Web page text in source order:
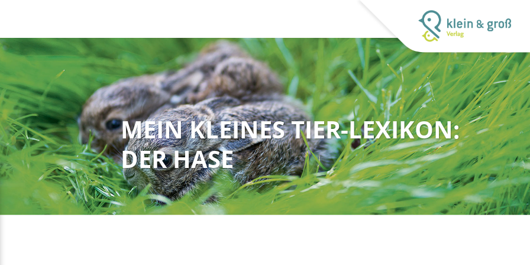
MEIN KLEINES TIER-LEXIKON:
DER HASE